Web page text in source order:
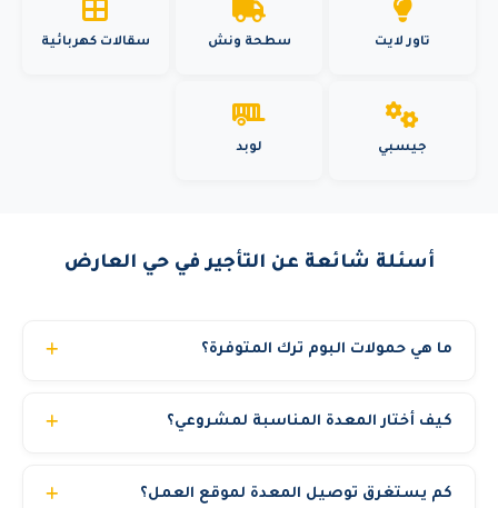
تاور لايت سطحة ونش سقالات كهربائية
جيسبي لوبد
أسئلة شائعة عن التأجير في حي العارض
ما هي حمولات البوم ترك المتوفرة؟
طن. مناسب لرفع مواد البناء وتركيب الخزانات وأعمال الصيانة.
كيف أختار المعدة المناسبة لمشروعي؟
نوع العمل المطلوب، الارتفاع أو الحمولة، الموقع (داخلي أو
كم يستغرق توصيل المعدة لموقع العمل؟